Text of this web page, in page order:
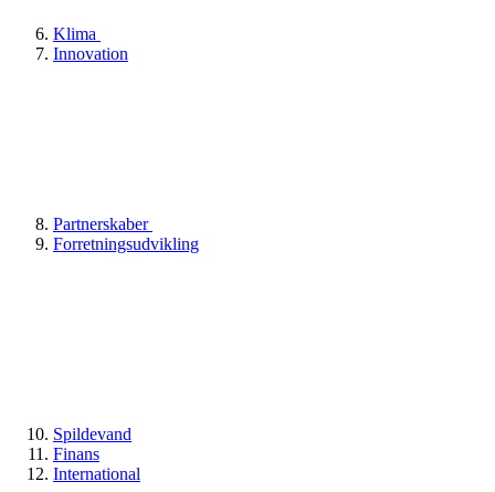
Klima
Innovation
Partnerskaber
Forretningsudvikling
Spildevand
Finans
International